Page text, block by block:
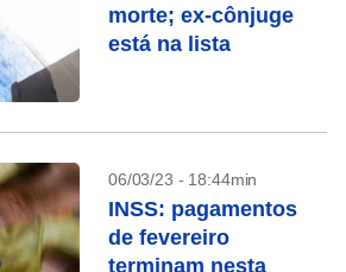
morte; ex-cônjuge
está na lista
06/03/23 - 18:44min
INSS: pagamentos
de fevereiro
terminam nesta